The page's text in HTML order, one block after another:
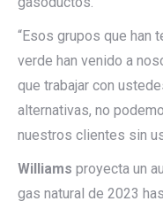
“Esos grupos que han
verde han venido a
que trabajar con
alternativas, no
nuestros clientes sin
Williams proyecta un
gas natural de 2023